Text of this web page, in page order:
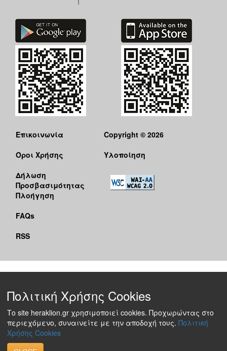
Επικοινωνία
Όροι Χρήσης
Δήλωση
Προσβασιμότητας
Πλοήγηση
FAQs
RSS
Copyright © 2026
Υλοποίηση
Πολιτική Χρήσης Cookies
Το site heraklion.gr χρησιμοποιεί cookies. Προχωρώντας στο
περιεχόμενο, συναινείτε με την αποδοχή τους. Πολιτική
Χρήσης Cookies